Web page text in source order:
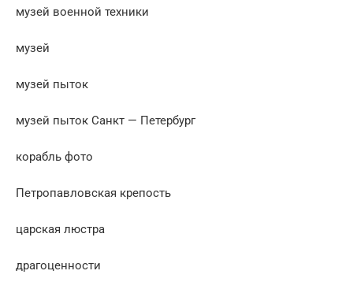
музей военной техники
музей
музей пыток
музей пыток Санкт — Петербург
корабль фото
Петропавловская крепость
царская люстра
драгоценности